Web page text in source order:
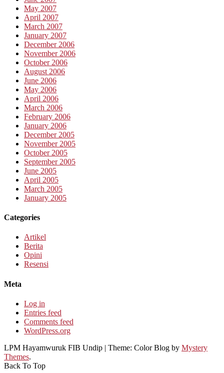
May 2007
April 2007
March 2007
January 2007
December 2006
November 2006
October 2006
August 2006
June 2006
May 2006
April 2006
March 2006
February 2006
January 2006
December 2005
November 2005
October 2005
September 2005
June 2005
April 2005
March 2005
January 2005
Categories
Artikel
Berita
Opini
Resensi
Meta
Log in
Entries feed
Comments feed
WordPress.org
LPM Hayamwuruk FIB Undip | Theme: Color Blog by Mystery
Themes.
Back To Top